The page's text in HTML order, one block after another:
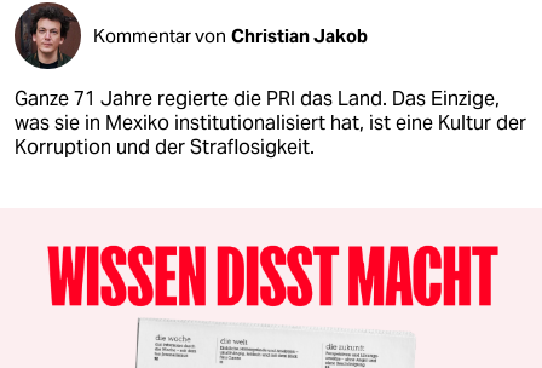
Kommentar von Christian Jakob
Ganze 71 Jahre regierte die PRI das Land. Das Einzige,
was sie in Mexiko institutionalisiert hat, ist eine Kultur der
Korruption und der Straflosigkeit.